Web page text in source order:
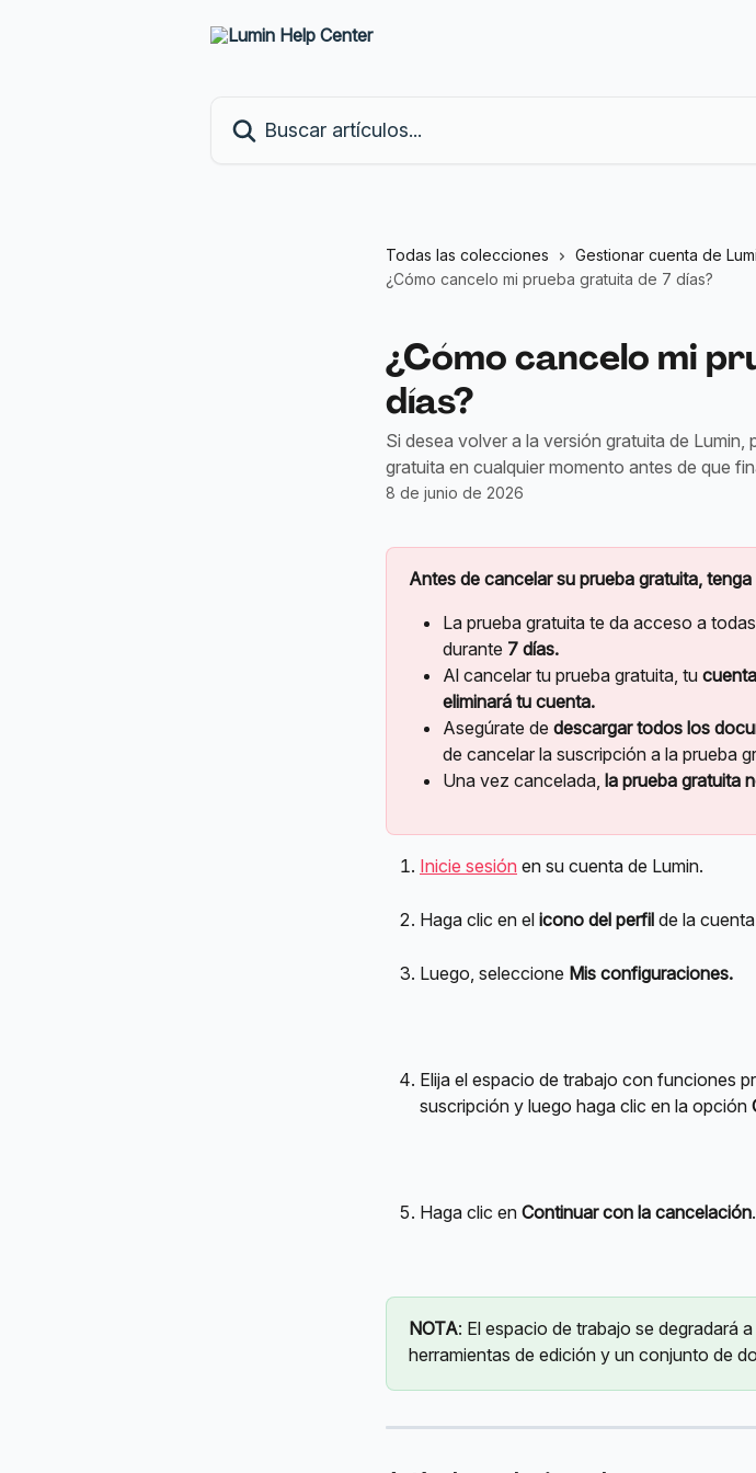
Todas las colecciones Gestionar cuenta de
¿Cómo cancelo mi prueba gratuita de 7 días?
¿Cómo cancelo mi
días?
Si desea volver a la versión gratuita de Lumin,
gratuita en cualquier momento antes de que
8 de junio de 2026
Antes de cancelar su prueba gratuita,
La prueba gratuita te da acceso a
durante 7 días.
Al cancelar tu prueba gratuita, tu
eliminará tu cuenta.
Asegúrate de descargar todos los
de cancelar la suscripción a la prueba
Una vez cancelada, la prueba gratuita
Inicie sesión en su cuenta de Lumin.
Haga clic en el icono del perfil de la
Luego, seleccione Mis configuraciones.
Elija el espacio de trabajo con funciones
suscripción y luego haga clic en la opción
Haga clic en Continuar con la cancelación.
NOTA: El espacio de trabajo se degradará
herramientas de edición y un conjunto de